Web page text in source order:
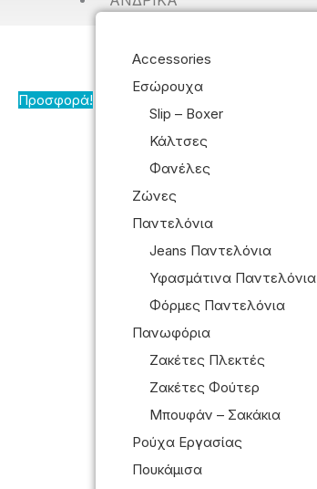
Accessories
Εσώρουχα
Slip – Boxer
Κάλτσες
Φανέλες
Ζώνες
Παντελόνια
Jeans Παντελόνια
Υφασμάτινα Παντελόνια
Φόρμες Παντελόνια
Πανωφόρια
Ζακέτες Πλεκτές
Ζακέτες Φούτερ
Μπουφάν – Σακάκια
Ρούχα Εργασίας
Πουκάμισα
Προσφορά!